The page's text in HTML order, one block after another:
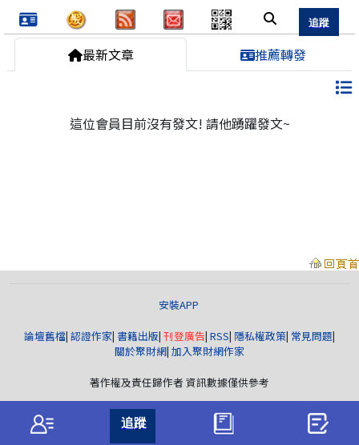
最新文章 推薦轉發
這位會員目前沒有發文! 請他踴躍發文~
安裝APP
論壇舊檔| 認證作家| 書籍出版| 刊登廣告| RSS| 隱私權政策| 常見問題|
關於聚財網| 加入聚財網作家
著作權及責任歸作者 資訊數據僅供參考
版權所有© wearn.com All Rights Reserved.